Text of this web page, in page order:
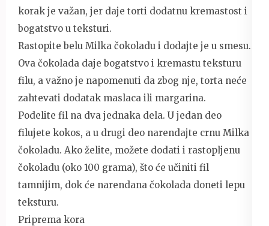
korak je važan, jer daje torti dodatnu kremastost i
bogatstvo u teksturi.
Rastopite belu Milka čokoladu i dodajte je u smesu.
Ova čokolada daje bogatstvo i kremastu teksturu
filu, a važno je napomenuti da zbog nje, torta neće
zahtevati dodatak maslaca ili margarina.
Podelite fil na dva jednaka dela. U jedan deo
filujete kokos, a u drugi deo narendajte crnu Milka
čokoladu. Ako želite, možete dodati i rastopljenu
čokoladu (oko 100 grama), što će učiniti fil
tamnijim, dok će narendana čokolada doneti lepu
teksturu.
Priprema kora